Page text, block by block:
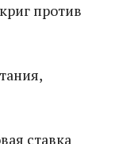
против
ставка